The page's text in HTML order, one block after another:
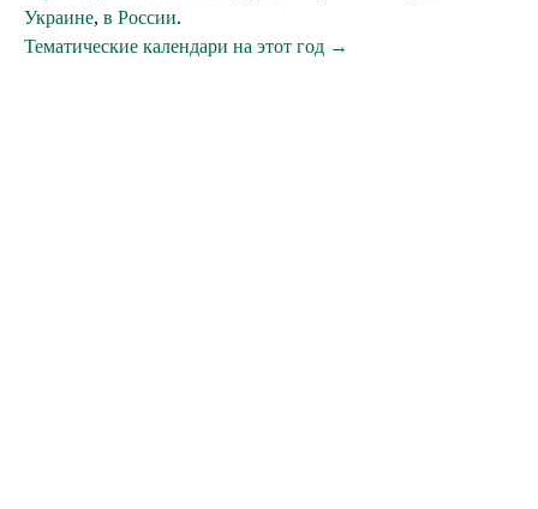
Украине, в России.
Тематические календари на этот год →